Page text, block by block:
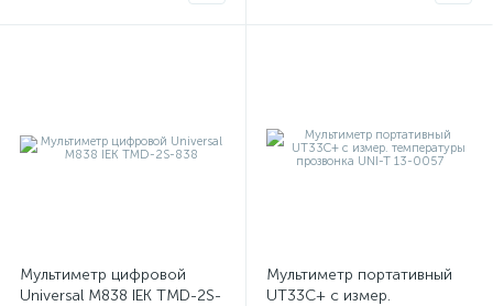
Мультиметр цифровой
Universal M838 IEK TMD-2S-
Мультиметр портативный
UT33C+ с измер.